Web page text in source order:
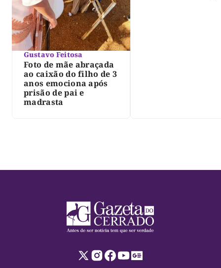
Gustavo Feitosa
Foto de mãe abraçada
ao caixão do filho de 3
anos emociona após
prisão de pai e
madrasta